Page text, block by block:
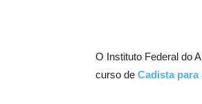
O Instituto Federal do
curso de Cadista